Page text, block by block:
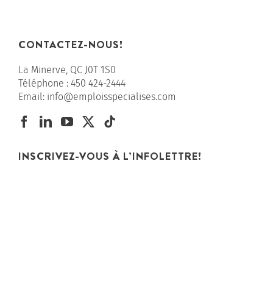
CONTACTEZ-NOUS!
La Minerve, QC J0T 1S0
Téléphone : 450 424-2444
Email: info@emploisspecialises.com
INSCRIVEZ-VOUS À L’INFOLETTRE!